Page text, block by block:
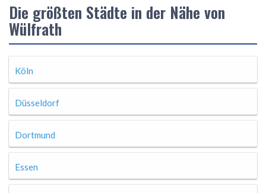
Die größten Städte in der Nähe von
Wülfrath
Köln
Düsseldorf
Dortmund
Essen